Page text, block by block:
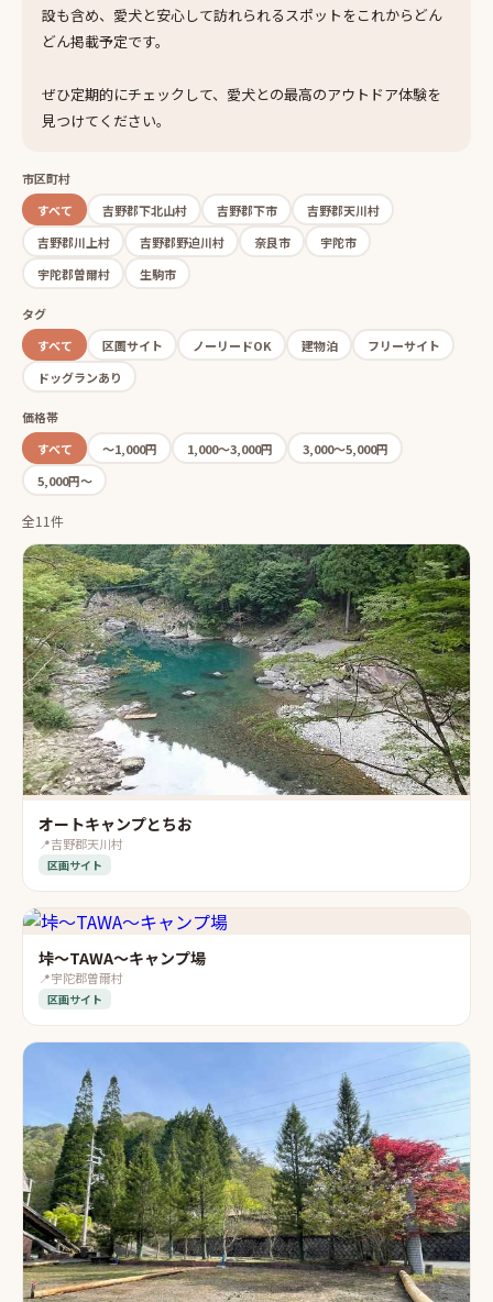
設も含め、愛犬と安心して訪れられるスポットをこれからどん
どん掲載予定です。
ぜひ定期的にチェックして、愛犬との最高のアウトドア体験を
見つけてください。
市区町村
すべて
吉野郡下北山村 吉野郡下市
吉野郡天川村
吉野郡川上村
吉野郡野迫川村 奈良市
宇陀市
宇陀郡曽爾村
生駒市
タグ
すべて
区画サイト ノーリードOK 建物泊
フリーサイト
ドッグランあり
価格帯
すべて
〜1,000円 1,000〜3,000円
3,000〜5,000円
5,000円〜
全11件
オートキャンプとちお
📍吉野郡天川村
区画サイト
垰～TAWA～キャンプ場
📍宇陀郡曽爾村
区画サイト